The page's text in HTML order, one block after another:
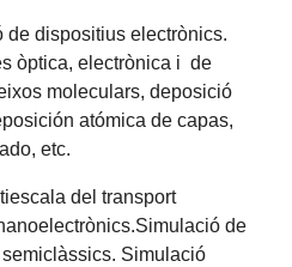
de dispositius electrònics.
òptica, electrònica i de
moleculars, deposició
atómica de capas,
etc.
del transport
de
Simulació